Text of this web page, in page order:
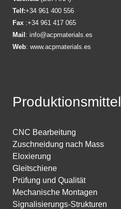
Telf:+34 961 400 556
Fax :+34 961 417 065
Mail : info@acpmaterials.es
Web: www.acpmaterials.es
Produktionsmittel
CNC Bearbeitung
Zuschneidung nach Mass
Eloxierung
Gleitschiene
Prüfung und Qualität
Mechanische Montagen
Signalisierungs-Strukturen